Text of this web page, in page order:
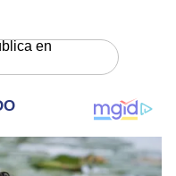
en